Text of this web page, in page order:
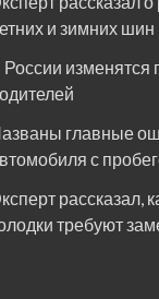
и зимних шин
России изменятся
главные
с
рассказал,
требуют